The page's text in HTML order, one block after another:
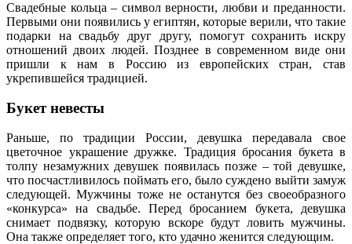
Свадебные кольца – символ верности, любви и преданности.
Первыми они появились у египтян, которые верили, что такие
подарки на свадьбу друг другу, помогут сохранить искру
отношений двоих людей. Позднее в современном виде они
пришли к нам в Россию из европейских стран, став
укрепившейся традицией.
Букет невесты
Раньше, по традиции России, девушка передавала свое
цветочное украшение дружке. Традиция бросания букета в
толпу незамужних девушек появилась позже – той девушке,
что посчастливилось поймать его, было суждено выйти замуж
следующей. Мужчины тоже не останутся без своеобразного
«конкурса» на свадьбе. Перед бросанием букета, девушка
снимает подвязку, которую вскоре будут ловить мужчины.
Она также определяет того, кто удачно женится следующим.